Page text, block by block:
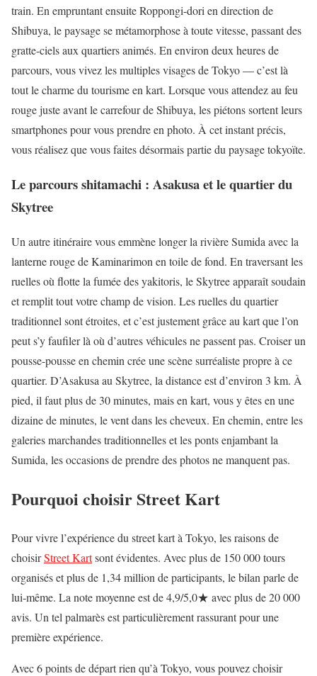
train. En empruntant ensuite Roppongi-dori en direction de
Shibuya, le paysage se métamorphose à toute vitesse, passant des
gratte-ciels aux quartiers animés. En environ deux heures de
parcours, vous vivez les multiples visages de Tokyo — c’est là
tout le charme du tourisme en kart. Lorsque vous attendez au feu
rouge juste avant le carrefour de Shibuya, les piétons sortent leurs
smartphones pour vous prendre en photo. À cet instant précis,
vous réalisez que vous faites désormais partie du paysage tokyoïte.
Le parcours shitamachi : Asakusa et le quartier du
Skytree
Un autre itinéraire vous emmène longer la rivière Sumida avec la
lanterne rouge de Kaminarimon en toile de fond. En traversant les
ruelles où flotte la fumée des yakitoris, le Skytree apparaît soudain
et remplit tout votre champ de vision. Les ruelles du quartier
traditionnel sont étroites, et c’est justement grâce au kart que l’on
peut s’y faufiler là où d’autres véhicules ne passent pas. Croiser un
pousse-pousse en chemin crée une scène surréaliste propre à ce
quartier. D’Asakusa au Skytree, la distance est d’environ 3 km. À
pied, il faut plus de 30 minutes, mais en kart, vous y êtes en une
dizaine de minutes, le vent dans les cheveux. En chemin, entre les
galeries marchandes traditionnelles et les ponts enjambant la
Sumida, les occasions de prendre des photos ne manquent pas.
Pourquoi choisir Street Kart
Pour vivre l’expérience du street kart à Tokyo, les raisons de
choisirStreet Kartsont évidentes. Avec plus de 150 000 tours
organisés et plus de 1,34 million de participants, le bilan parle de
lui-même. La note moyenne est de 4,9/5,0★ avec plus de 20 000
avis. Un tel palmarès est particulièrement rassurant pour une
première expérience.
Avec 6 points de départ rien qu’à Tokyo, vous pouvez choisir